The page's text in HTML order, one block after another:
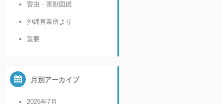
害虫・害獣図鑑
沖縄営業所より
重要
月別アーカイブ
2026年7月